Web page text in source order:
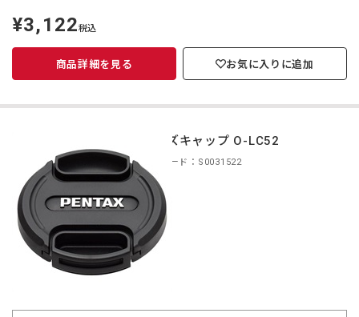
定
価
¥3,122税込
商品詳細を見る お気に入りに追加
レンズキャップ O-LC52
商品コード：S0031522